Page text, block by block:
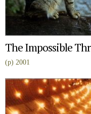
The Impossible
(p) 2001